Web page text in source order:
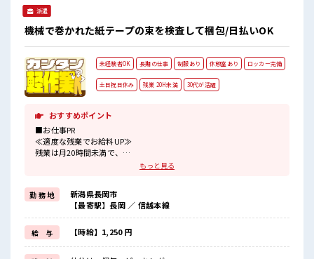
派遣
機械で巻かれた紙テープの束を検査して梱包/日払いOK
未経験者OK 長期の仕事 制服あり 休憩室あり ロッカー完備
土日祝日休み 残業 20H未満 30代が活躍
おすすめポイント
■お仕事PR
≪適度な残業でお給料UP≫
残業は月20時間未満で、
週末は家族や友人と一緒にプライベート満喫！
≪ラクラク制服アリ≫
制服があるので、
毎日の服装の悩み解消♪
≪未経験の方も大カンゲイ≫
新しいことにチャレンジするのは不安だけど、
しっかり働く環境が整っています！
もっと見る
勤 務 地
新潟県長岡市
【最寄駅】長岡 ／ 信越本線
給 与 【時給】1,250 円